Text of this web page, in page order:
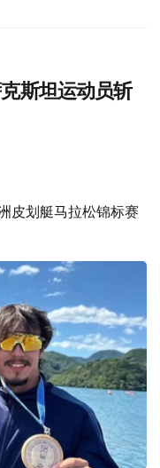
斯坦运动员斩
皮划艇马拉松锦标赛